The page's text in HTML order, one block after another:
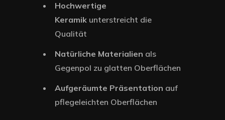
Hochwertige
Keramik unterstreicht die
Qualität
Natürliche Materialien als
Gegenpol zu glatten Oberflächen
Aufgeräumte Präsentation auf
pflegeleichten Oberflächen